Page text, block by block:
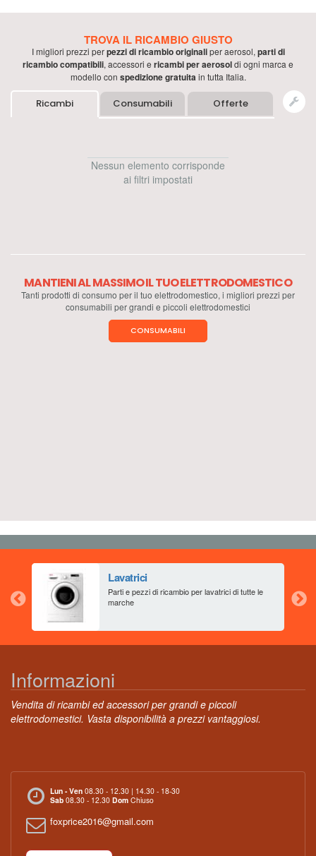
TROVA IL RICAMBIO GIUSTO
I migliori prezzi perpezzi di ricambio originaliperaerosol, parti di
ricambio compatibili, accessori e ricambi peraerosoldi ogni marca e
modello con spedizione gratuita in tutta Italia.
Ricambi Consumabili Offerte
Nessun elemento corrisponde
ai filtri impostati
MANTIENI AL MASSIMO IL TUO ELETTRODOMESTICO
Tanti prodotti di consumo per il tuo elettrodomestico, i migliori prezzi per
consumabili per grandi e piccoli elettrodomestici
CONSUMABILI
Lavatrici
Parti e pezzi di ricambio per lavatrici di tutte le
marche
Informazioni
Vendita di ricambi ed accessori per grandi e piccoli
elettrodomestici. Vasta disponibilità a prezzi vantaggiosi.
Lun - Ven 08.30 - 12.30 | 14.30 - 18-30
Sab 08.30 - 12.30 Dom Chiuso
foxprice2016@gmail.com